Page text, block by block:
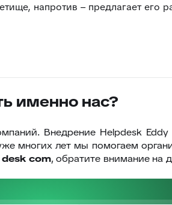
напротив – предлагает его
именно нас?
Внедрение Helpdesk
многих лет мы помогаем
desk com, обратите внимание на